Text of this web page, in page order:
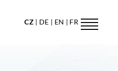
CZ DE EN FR